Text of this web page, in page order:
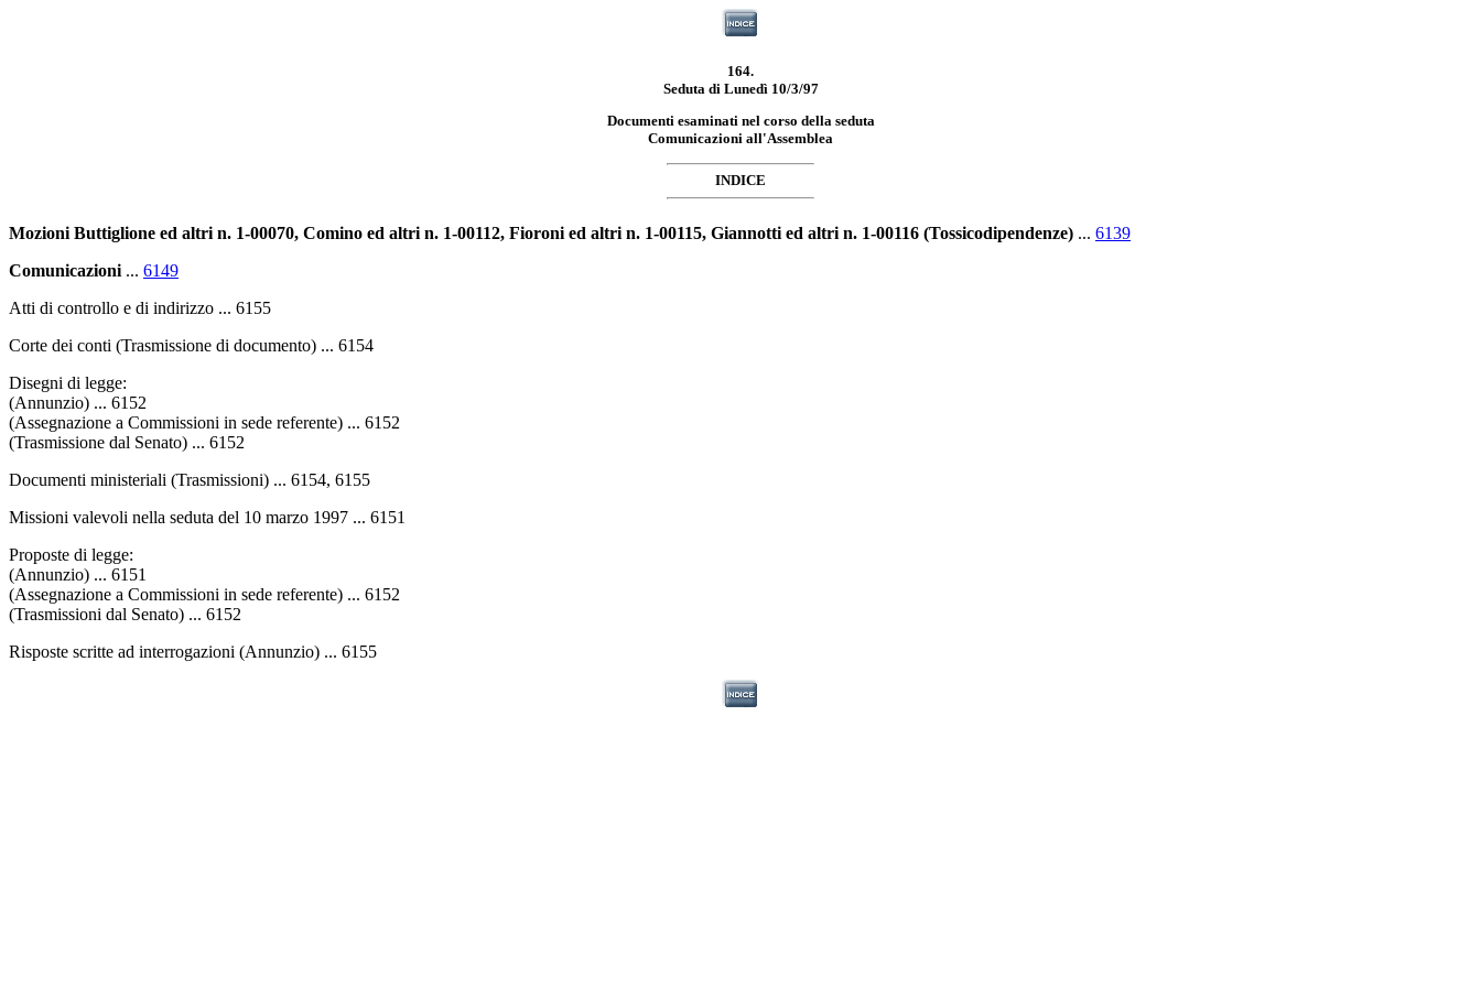
164.
Seduta di Lunedì 10/3/97
Documenti esaminati nel corso della seduta
Comunicazioni all'Assemblea
INDICE
Mozioni Buttiglione ed altri n. 1-00070, Comino ed altri n. 1-00112, Fioroni ed altri n. 1-00115, Giannotti ed altri n. 1-00116 (Tossicodipendenze) ... 6139
Comunicazioni ... 6149
Atti di controllo e di indirizzo ... 6155
Corte dei conti (Trasmissione di documento) ... 6154
Disegni di legge:
(Annunzio) ... 6152
(Assegnazione a Commissioni in sede referente) ... 6152
(Trasmissione dal Senato) ... 6152
Documenti ministeriali (Trasmissioni) ... 6154, 6155
Missioni valevoli nella seduta del 10 marzo 1997 ... 6151
Proposte di legge:
(Annunzio) ... 6151
(Assegnazione a Commissioni in sede referente) ... 6152
(Trasmissioni dal Senato) ... 6152
Risposte scritte ad interrogazioni (Annunzio) ... 6155